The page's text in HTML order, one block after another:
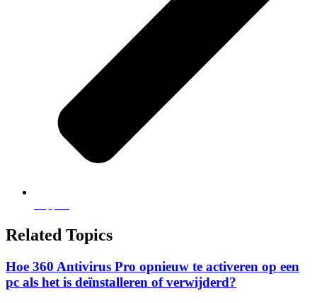
Related Topics
Hoe 360 Antivirus Pro opnieuw te activeren op een
pc als het is deïnstalleren of verwijderd?